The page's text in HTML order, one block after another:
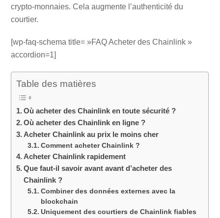
crypto-monnaies. Cela augmente l’authenticité du
courtier.
[wp-faq-schema title= »FAQ Acheter des Chainlink »
accordion=1]
Table des matières
Où acheter des Chainlink en toute sécurité ?
Où acheter des Chainlink en ligne ?
Acheter Chainlink au prix le moins cher
Comment acheter Chainlink ?
Acheter Chainlink rapidement
Que faut-il savoir avant avant d’acheter des
Chainlink ?
Combiner des données externes avec la
blockchain
Uniquement des courtiers de Chainlink fiables